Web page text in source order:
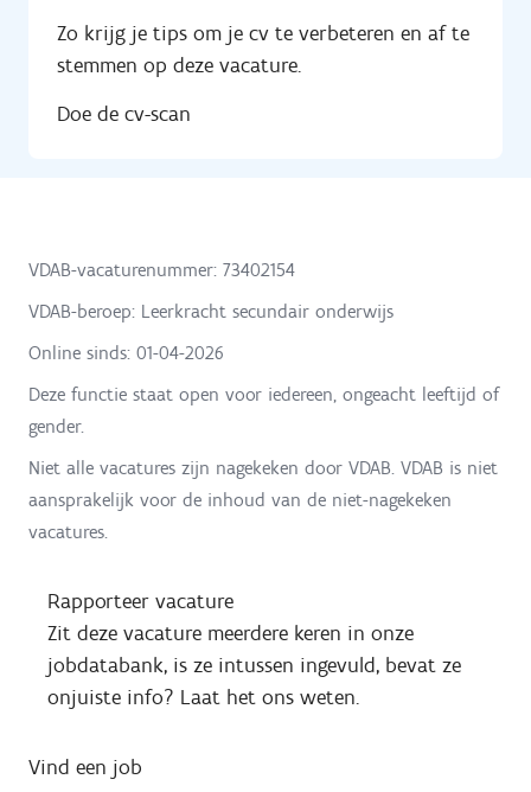
Zo krijg je tips om je cv te verbeteren en af te
stemmen op deze vacature.
Doe de cv-scan
VDAB-vacaturenummer: 73402154
VDAB-beroep: Leerkracht secundair onderwijs
Online sinds: 01-04-2026
Deze functie staat open voor iedereen, ongeacht leeftijd of
gender.
Niet alle vacatures zijn nagekeken door VDAB. VDAB is niet
aansprakelijk voor de inhoud van de niet-nagekeken
vacatures.
Rapporteer vacature
Zit deze vacature meerdere keren in onze
jobdatabank, is ze intussen ingevuld, bevat ze
onjuiste info? Laat het ons weten.
Vind een job